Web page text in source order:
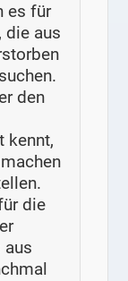
es für
die aus
den
kennt,
die
aus